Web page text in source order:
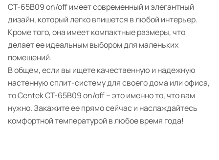
CT-65B09 on/off имеет современный и элегантный
дизайн, который легко впишется в любой интерьер.
Кроме того, она имеет компактные размеры, что
делает ее идеальным выбором для маленьких
помещений.
В общем, если вы ищете качественную и надежную
настенную сплит-систему для своего дома или офиса,
то Centek CT-65B09 on/off – это именно то, что вам
нужно. Закажите ее прямо сейчас и наслаждайтесь
комфортной температурой в любое время года!